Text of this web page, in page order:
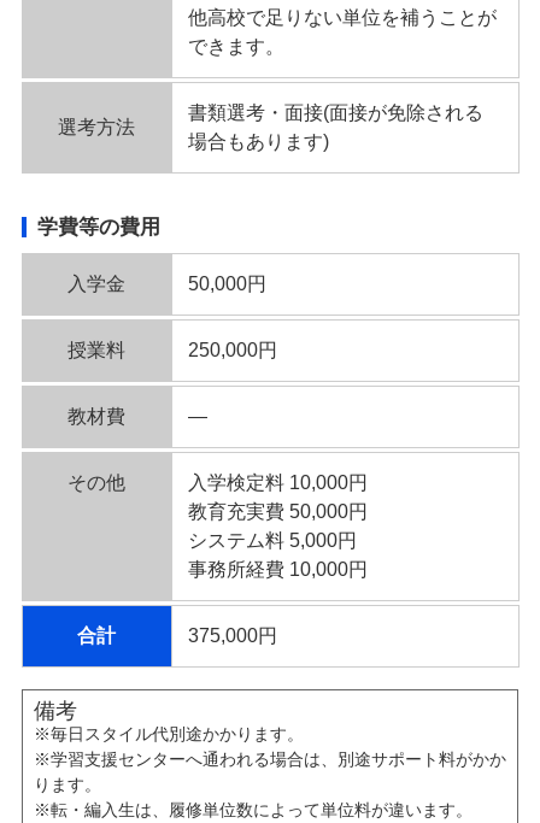
他高校で足りない単位を補うことが
できます。
選考方法
書類選考・面接(面接が免除される
場合もあります)
学費等の費用
入学金 50,000円
授業料 250,000円
教材費 ―
その他
入学検定料 10,000円
教育充実費 50,000円
システム料 5,000円
事務所経費 10,000円
合計 375,000円
備考
※毎日スタイル代別途かかります。
※学習支援センターへ通われる場合は、別途サポート料がかか
ります。
※転・編入生は、履修単位数によって単位料が違います。